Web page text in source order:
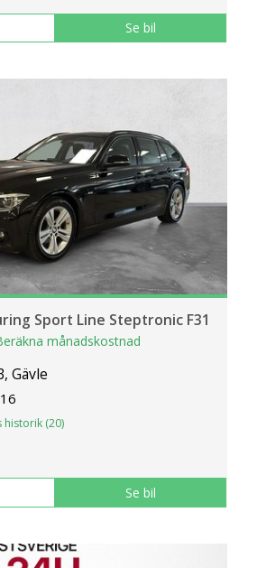
Se bil
Sport Line Steptronic F31
månadskostnad
Gävle
historik (20)
Se bil